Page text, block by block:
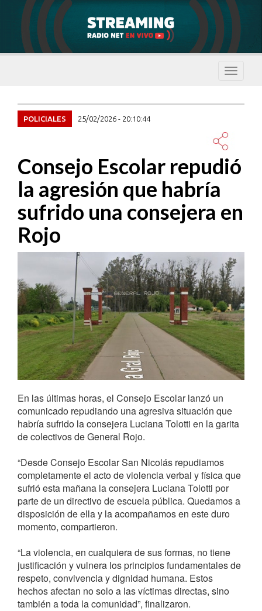
POLICIALES 25/02/2026 - 20:10:44
Consejo Escolar repudió
la agresión que habría
sufrido una consejera en
Rojo
En las últimas horas, el Consejo Escolar lanzó un
comunicado repudiando una agresiva situación que
habría sufrido la consejera Luciana Tolotti en la garita
de colectivos de General Rojo.
“Desde Consejo Escolar San Nicolás repudiamos
completamente el acto de violencia verbal y física que
sufrió esta mañana la consejera Luciana Tolotti por
parte de un directivo de escuela pública. Quedamos a
disposición de ella y la acompañamos en este duro
momento, compartieron.
“La violencia, en cualquiera de sus formas, no tiene
justificación y vulnera los principios fundamentales de
respeto, convivencia y dignidad humana. Estos
hechos afectan no solo a las víctimas directas, sino
también a toda la comunidad”, finalizaron.